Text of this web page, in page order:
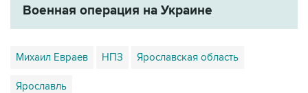
Военная операция на Украине
Михаил Евраев НПЗ Ярославская область
Ярославль